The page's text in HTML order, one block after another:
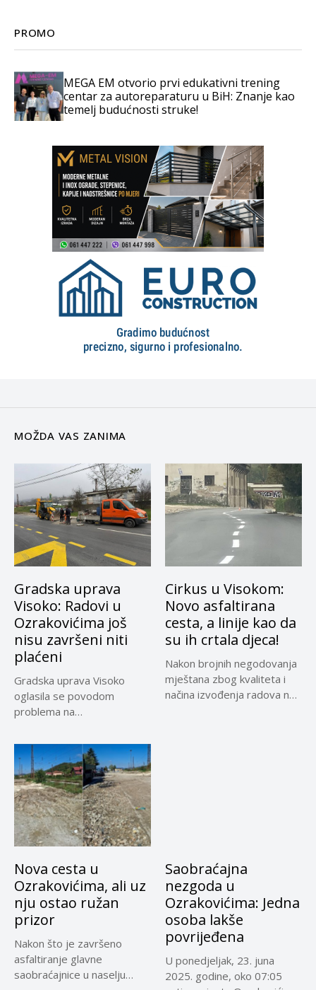
PROMO
MEGA EM otvorio prvi edukativni trening
centar za autoreparaturu u BiH: Znanje kao
temelj budućnosti struke!
MOŽDA VAS ZANIMA
Gradska uprava
Visoko: Radovi u
Ozrakovićima još
nisu završeni niti
plaćeni
Gradska uprava Visoko
oglasila se povodom
problema na
saobraćajnici u naselju...
Cirkus u Visokom:
Novo asfaltirana
cesta, a linije kao da
su ih crtala djeca!
Nakon brojnih negodovanja
mještana zbog kvaliteta i
načina izvođenja radova na
Nova cesta u
Ozrakovićima, ali uz
nju ostao ružan
prizor
Nakon što je završeno
asfaltiranje glavne
saobraćajnice u naselju
Saobraćajna
nezgoda u
Ozrakovićima: Jedna
osoba lakše
povrijeđena
U ponedjeljak, 23. juna
2025. godine, oko 07:05